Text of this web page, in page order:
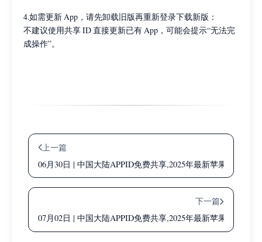
4.如需更新 App，请先卸载旧版再重新登录下载新版：
不建议使用共享 ID 直接更新已有 App，可能会提示“无法完
成操作”。
上一篇
06月30日 | 中国大陆APPID免费共享,2025年最新苹果国内账
下一篇
07月02日 | 中国大陆APPID免费共享,2025年最新苹果国内账